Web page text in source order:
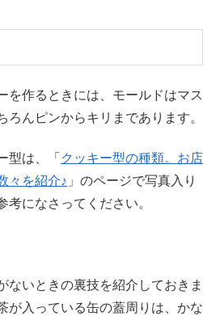
を作るときには、モールドはマス
ろんピンからキリまであります。
型は、「 クッキー型の種類。お店
々を紹介♪ 」のページで写真入り
考になさってください。
ないときの裏技を紹介しておきま
が入っている缶の蓋周りは、かな